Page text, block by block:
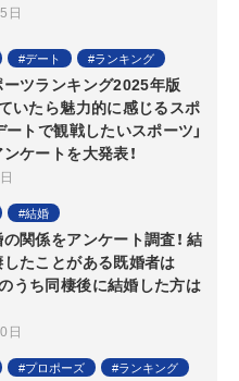
日
デート ランキング
ーツランキング2025年版
いたら魅力的に感じるスポ
ートで観戦したいスポーツ」
ケートを大発表！
結婚
関係をアンケート調査！ 結
たことがある既婚者は
うち同棲後に結婚した方は
日
プロポーズ ランキング